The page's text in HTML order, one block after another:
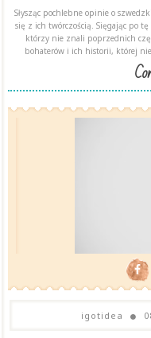
Słysząc pochlebne opinie o
się z ich twórczością. Sięgając po
którzy nie znali poprzednich
bohaterów i ich historii, której
igotidea